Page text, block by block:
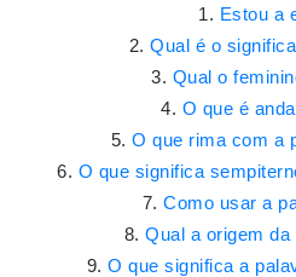
Estou a
Qual é o
Qual o
O que é
O que rima com a
O que significa
Como usar a
Qual a origem
O que significa a